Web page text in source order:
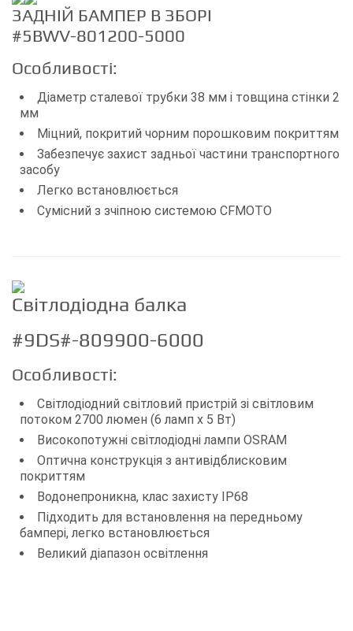
ЗАДНІЙ БАМПЕР В ЗБОРІ
#5BWV-801200-5000
Особливості:
Діаметр сталевої трубки 38 мм і товщина стінки 2
мм
Міцний, покритий чорним порошковим покриттям
Забезпечує захист задньої частини транспортного
засобу
Легко встановлюється
Сумісний з зчіпною системою CFMOTO
Світлодіодна балка
#9DS#-809900-6000
Особливості:
Світлодіодний світловий пристрій зі світловим
потоком 2700 люмен (6 ламп х 5 Вт)
Високопотужні світлодіодні лампи OSRAM
Оптична конструкція з антивідблисковим
покриттям
Водонепроникна, клас захисту IP68
Підходить для встановлення на передньому
бампері, легко встановлюється
Великий діапазон освітлення